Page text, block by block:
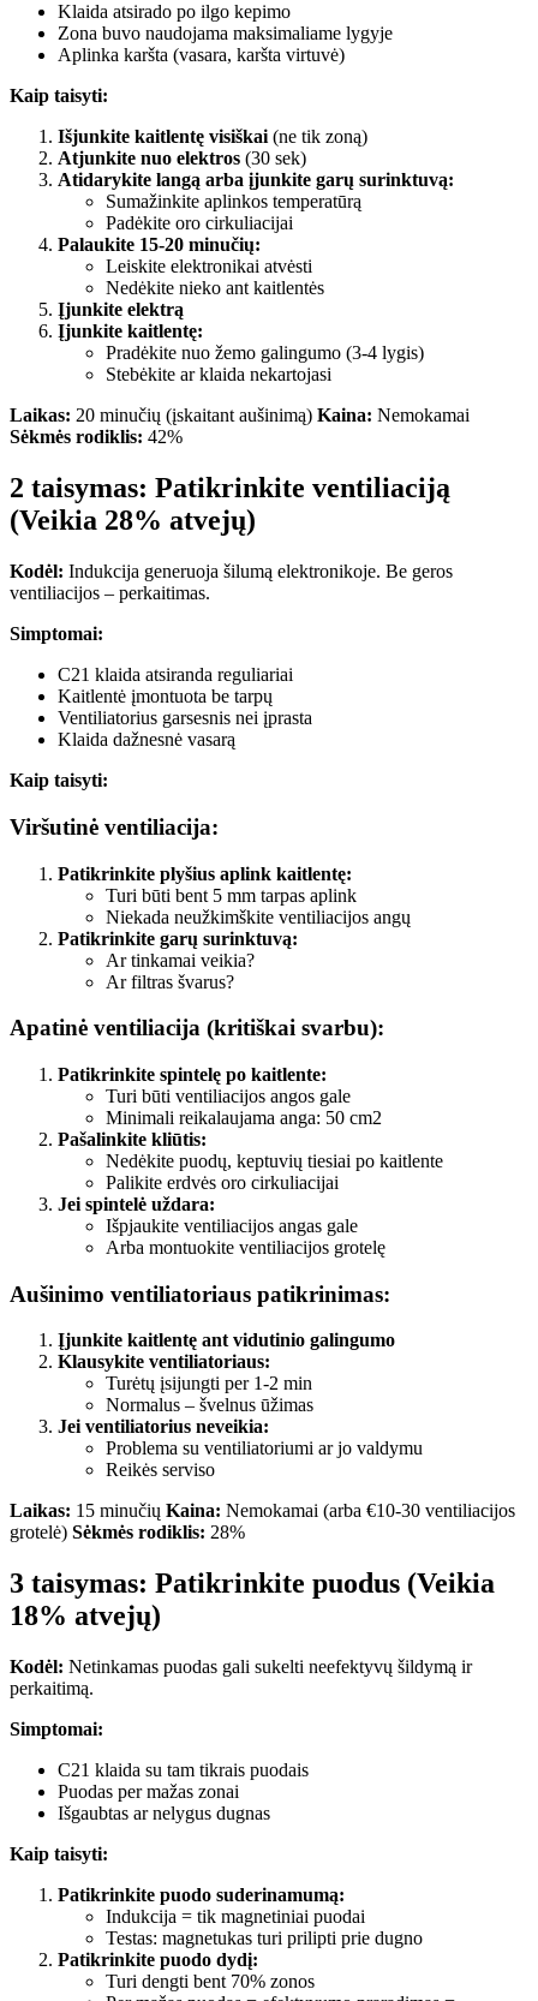
Klaida atsirado po ilgo kepimo
Zona buvo naudojama maksimaliame lygyje
Aplinka karšta (vasara, karšta virtuvė)
Kaip taisyti:
Išjunkite kaitlentę visiškai (ne tik zoną)
Atjunkite nuo elektros (30 sek)
Atidarykite langą arba įjunkite garų surinktuvą:
Sumažinkite aplinkos temperatūrą
Padėkite oro cirkuliacijai
Palaukite 15-20 minučių:
Leiskite elektronikai atvėsti
Nedėkite nieko ant kaitlentės
Įjunkite elektrą
Įjunkite kaitlentę:
Pradėkite nuo žemo galingumo (3-4 lygis)
Stebėkite ar klaida nekartojasi
Laikas: 20 minučių (įskaitant aušinimą) Kaina: Nemokamai
Sėkmės rodiklis: 42%
2 taisymas: Patikrinkite ventiliaciją
(Veikia 28% atvejų)
Kodėl: Indukcija generuoja šilumą elektronikoje. Be geros
ventiliacijos – perkaitimas.
Simptomai:
C21 klaida atsiranda reguliariai
Kaitlentė įmontuota be tarpų
Ventiliatorius garsesnis nei įprasta
Klaida dažnesnė vasarą
Kaip taisyti:
Viršutinė ventiliacija:
Patikrinkite plyšius aplink kaitlentę:
Turi būti bent 5 mm tarpas aplink
Niekada neužkimškite ventiliacijos angų
Patikrinkite garų surinktuvą:
Ar tinkamai veikia?
Ar filtras švarus?
Apatinė ventiliacija (kritiškai svarbu):
Patikrinkite spintelę po kaitlente:
Turi būti ventiliacijos angos gale
Minimali reikalaujama anga: 50 cm2
Pašalinkite kliūtis:
Nedėkite puodų, keptuvių tiesiai po kaitlente
Palikite erdvės oro cirkuliacijai
Jei spintelė uždara:
Išpjaukite ventiliacijos angas gale
Arba montuokite ventiliacijos grotelę
Aušinimo ventiliatoriaus patikrinimas:
Įjunkite kaitlentę ant vidutinio galingumo
Klausykite ventiliatoriaus:
Turėtų įsijungti per 1-2 min
Normalus – švelnus ūžimas
Jei ventiliatorius neveikia:
Problema su ventiliatoriumi ar jo valdymu
Reikės serviso
Laikas: 15 minučių Kaina: Nemokamai (arba €10-30 ventiliacijos
grotelė) Sėkmės rodiklis: 28%
3 taisymas: Patikrinkite puodus (Veikia
18% atvejų)
Kodėl: Netinkamas puodas gali sukelti neefektyvų šildymą ir
perkaitimą.
Simptomai:
C21 klaida su tam tikrais puodais
Puodas per mažas zonai
Išgaubtas ar nelygus dugnas
Kaip taisyti:
Patikrinkite puodo suderinamumą:
Indukcija = tik magnetiniai puodai
Testas: magnetukas turi prilipti prie dugno
Patikrinkite puodo dydį:
Turi dengti bent 70% zonos